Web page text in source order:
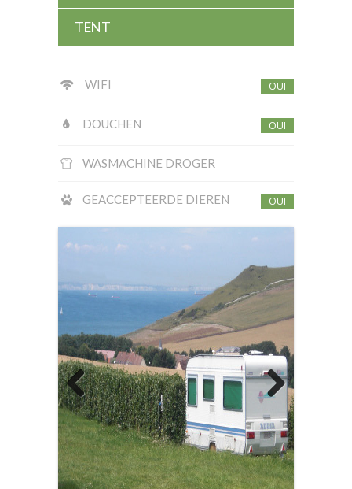
TENT
WIFI OUI
DOUCHEN OUI
WASMACHINE DROGER
GEACCEPTEERDE DIEREN OUI
Previous Next